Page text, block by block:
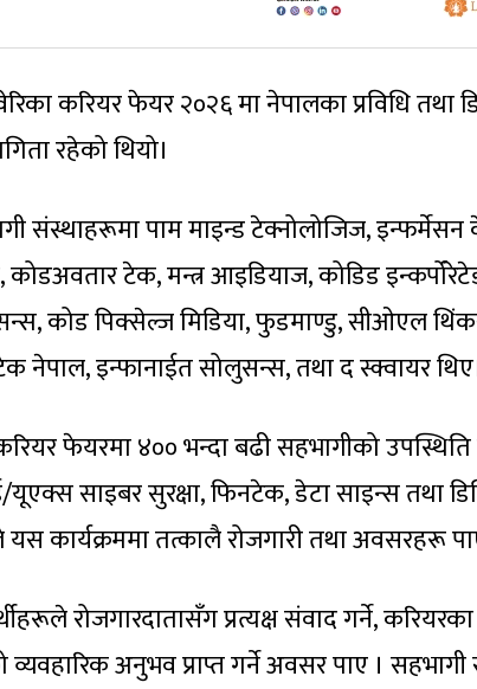
करियर फेयर २०२६ मा नेपालका प्रविधि तथा
रहेको थियो।
संस्थाहरूमा पाम माइन्ड टेक्नोलोजिज,
कोडअवतार टेक, मन्त्र आइडियाज, कोडिड
कोड पिक्सेल्ज मिडिया, फुडमाण्डु, सीओएल
नेपाल, इन्फानाईत सोलुसन्स, तथा द स्क्वायर
फेयरमा ४०० भन्दा बढी सहभागीको
साइबर सुरक्षा, फिनटेक, डेटा साइन्स तथा
कार्यक्रममा तत्कालै रोजगारी तथा अवसरहरू
रोजगारदातासँग प्रत्यक्ष संवाद गर्ने,
व्यवहारिक अनुभव प्राप्त गर्ने अवसर पाए ।